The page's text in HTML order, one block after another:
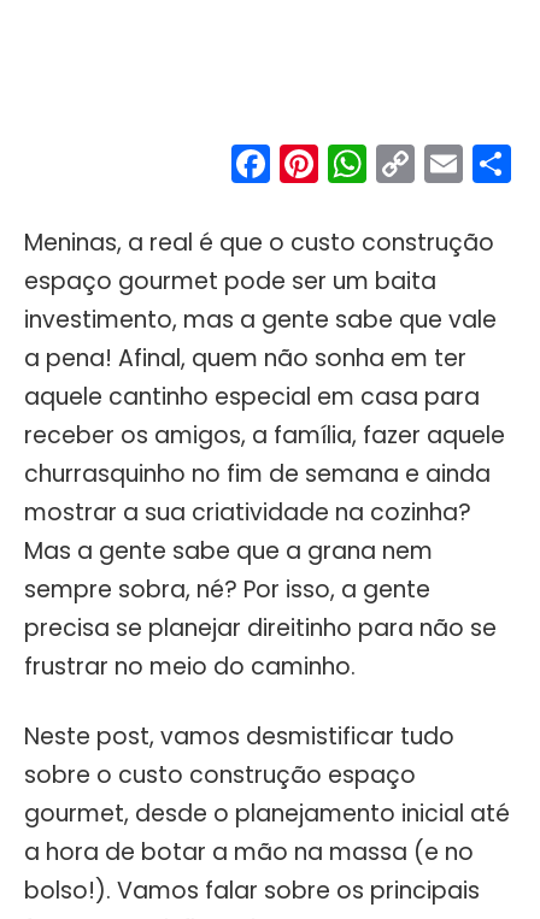
Facebook
Pinterest
Copy
Link
Meninas, a real é que o custo construção
espaço gourmet pode ser um baita
investimento, mas a gente sabe que vale
a pena! Afinal, quem não sonha em ter
aquele cantinho especial em casa para
receber os amigos, a família, fazer aquele
churrasquinho no fim de semana e ainda
mostrar a sua criatividade na cozinha?
Mas a gente sabe que a grana nem
sempre sobra, né? Por isso, a gente
precisa se planejar direitinho para não se
frustrar no meio do caminho.
Neste post, vamos desmistificar tudo
sobre o custo construção espaço
gourmet, desde o planejamento inicial até
a hora de botar a mão na massa (e no
bolso!). Vamos falar sobre os principais